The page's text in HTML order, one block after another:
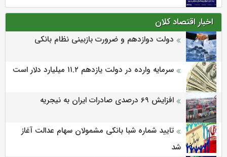
اخبار اقتصاد کلان
دولت دوازدهم و ضرورت بازبینی نظام بانکی
سرمایه وارده در دولت یازدهم ۱۱.۲ میلیارد دلار است
افزایش 69 درصدی صادرات ایران به نیجریه
تایید شماره شبا بانکی مشمولان سهام عدالت آغاز
شد